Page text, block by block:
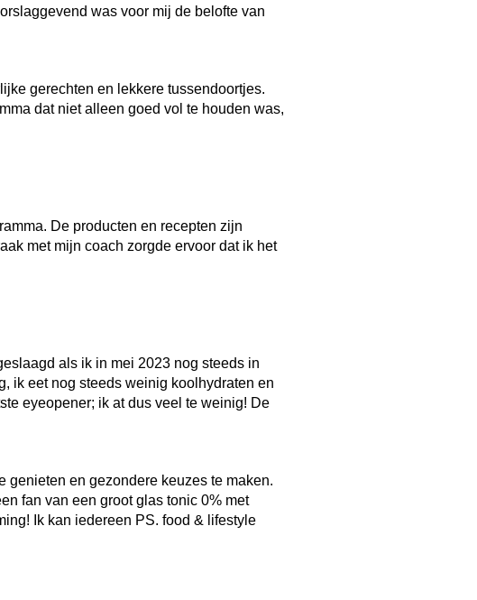
was voor mij de belofte van
gerechten en lekkere tussendoortjes.
dat niet alleen goed vol te houden was,
De producten en recepten zijn
met mijn coach zorgde ervoor dat ik het
als ik in mei 2023 nog steeds in
ik eet nog steeds weinig koolhydraten en
eyeopener; ik at dus veel te weinig! De
genieten en gezondere keuzes te maken.
fan van een groot glas tonic 0% met
Ik kan iedereen PS. food & lifestyle